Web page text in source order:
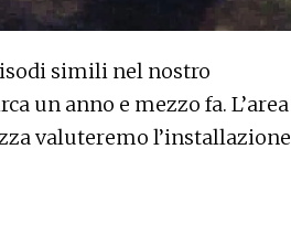
simili nel nostro
un anno e mezzo fa. L’area
valuteremo l’installazione